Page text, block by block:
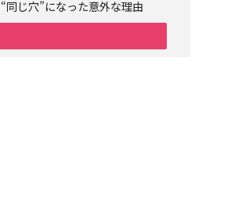
同じ穴”になった意外な理由